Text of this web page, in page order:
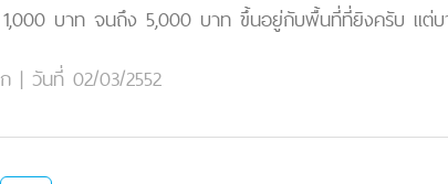
บาท จนถึง 5,000 บาท ขึ้นอยู่กับพื้นที่ที่ยิงครับ แต่บา
| วันที่ 02/03/2552